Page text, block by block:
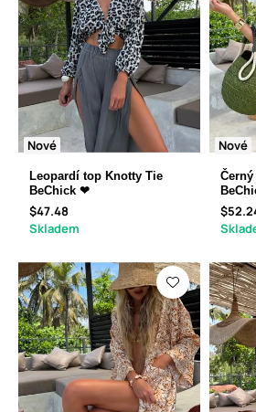
Nové
Leopardí top Knotty Tie
BeChick ❤
$47.48
Skladem
Nové